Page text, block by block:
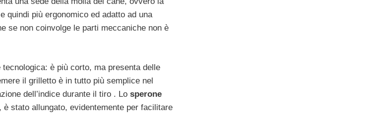
quindi più ergonomico ed adatto ad una
se non coinvolge le parti meccaniche non è
è più corto, ma presenta delle
il grilletto è in tutto più semplice nel
dell’indice durante il tiro . Lo sperone
stato allungato, evidentemente per facilitare